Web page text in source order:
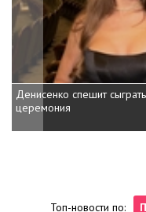
Денисенко спешит
церемония
Топ-новости по: